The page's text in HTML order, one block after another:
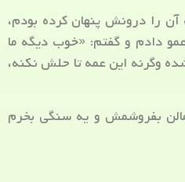
آن را درونش پنهان کرده بودم،
دادم و گفتم: «خوب دیگه ما
وگرنه این عمه تا حلش نکنه،
بفروشمش و یه سنگی بخرم